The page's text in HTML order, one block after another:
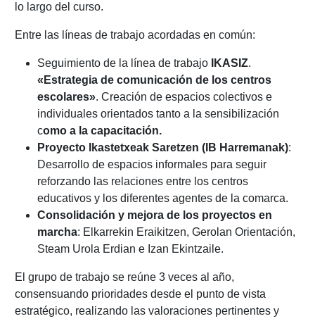
lo largo del curso.
Entre las líneas de trabajo acordadas en común:
Seguimiento de la línea de trabajo IKASIZ.
«Estrategia de comunicación de los centros
escolares». Creación de espacios colectivos e
individuales orientados tanto a la sensibilización
como a la capacitación.
Proyecto Ikastetxeak Saretzen (IB Harremanak):
Desarrollo de espacios informales para seguir
reforzando las relaciones entre los centros
educativos y los diferentes agentes de la comarca.
Consolidación y mejora de los proyectos en
marcha: Elkarrekin Eraikitzen, Gerolan Orientación,
Steam Urola Erdian e Izan Ekintzaile.
El grupo de trabajo se reúne 3 veces al año,
consensuando prioridades desde el punto de vista
estratégico, realizando las valoraciones pertinentes y